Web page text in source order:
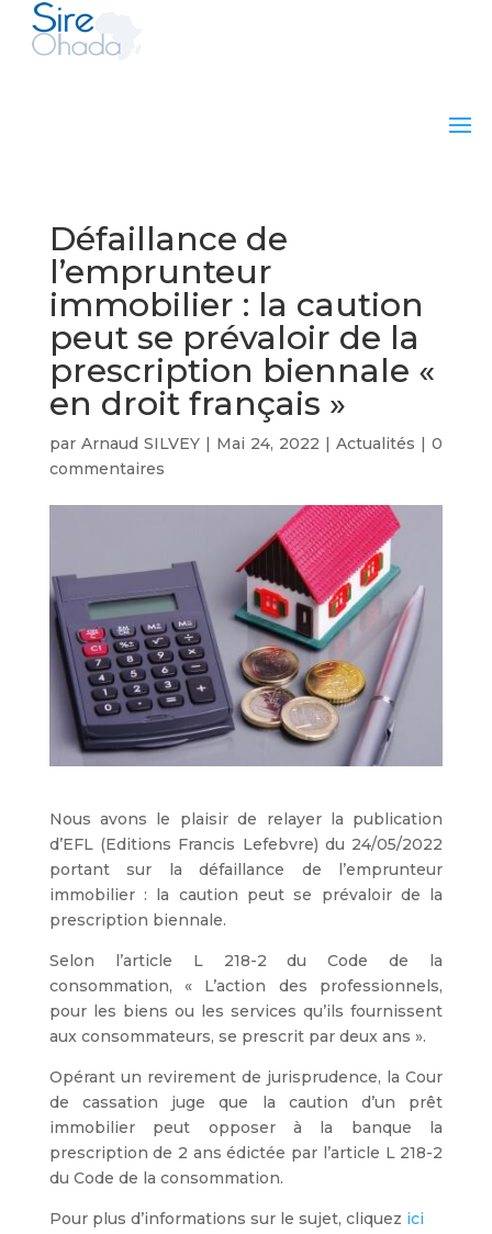
Défaillance de
l’emprunteur
immobilier : la caution
peut se prévaloir de la
prescription biennale «
en droit français »
par Arnaud SILVEY| Mai 24, 2022 |Actualités |0
commentaires
Nous avons le plaisir de relayer la publication
d’EFL (Editions Francis Lefebvre) du 24/05/2022
portant sur la défaillance de l’emprunteur
immobilier : la caution peut se prévaloir de la
prescription biennale.
Selon l’article L 218-2 du Code de la
consommation, « L’action des professionnels,
pour les biens ou les services qu’ils fournissent
aux consommateurs, se prescrit par deux ans ».
Opérant un revirement de jurisprudence, la Cour
de cassation juge que la caution d’un prêt
immobilier peut opposer à la banque la
prescription de 2 ans édictée par l’article L 218-2
du Code de la consommation.
Pour plus d’informations sur le sujet, cliquez ici